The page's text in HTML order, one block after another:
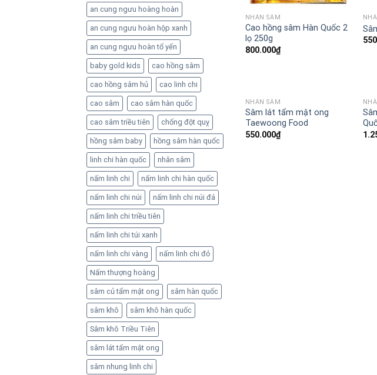
an cung ngưu hoàng hoàn
an cung ngưu hoàn hộp xanh
an cung ngưu hoàn tổ yến
baby gold kids cao hồng sâm
cao hồng sâm hủ cao linh chi
cao sâm cao sâm hàn quốc
cao sâm triều tiên chống đột quỵ
hồng sâm baby hồng sâm hàn quốc
linh chi hàn quốc nhân sâm
nấm linh chi nấm linh chi hàn quốc
nấm linh chi núi nấm linh chi núi đá
nấm linh chi triều tiên
nấm linh chi túi xanh
nấm linh chi vàng nấm linh chi đỏ
Nấm thượng hoàng
sâm củ tẩm mật ong sâm hàn quốc
sâm khô sâm khô hàn quốc
Sâm khô Triều Tiên
sâm lát tẩm mật ong
sâm nhung linh chi
NHÂN SÂM
Cao hồng sâm Hàn Quốc 2
lọ 250g
800.000₫
Add to
Wishlist
NHÂN SÂM
Sâm lát tẩm mật ong
Taewoong Food
550.000₫